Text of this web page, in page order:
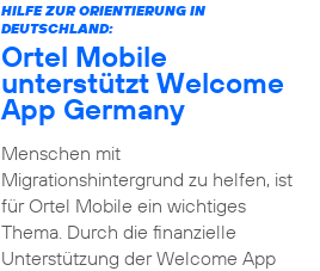
HILFE ZUR ORIENTIERUNG IN
DEUTSCHLAND:
Ortel Mobile
unterstützt Welcome
App Germany
Menschen mit
Migrationshintergrund zu helfen, ist
für Ortel Mobile ein wichtiges
Thema. Durch die finanzielle
Unterstützung der Welcome App